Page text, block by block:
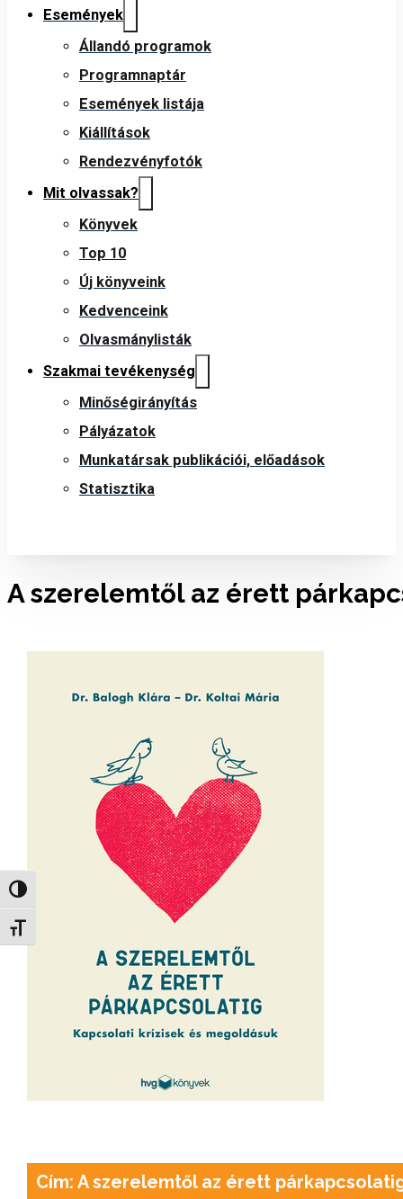
Nagy kontraszt váltása
Betűméret váltása
Események
Állandó programok
Programnaptár
Események listája
Kiállítások
Rendezvényfotók
Mit olvassak?
Könyvek
Top 10
Új könyveink
Kedvenceink
Olvasmánylisták
Szakmai tevékenység
Minőségirányítás
Pályázatok
Munkatársak publikációi, előadások
Statisztika
A szerelemtől az érett
Cím: A szerelemtől az érett